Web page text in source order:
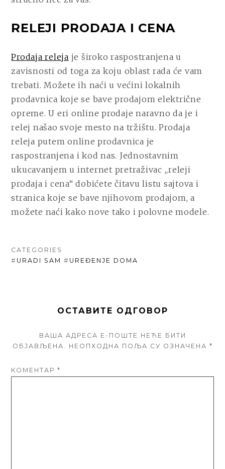
RELEJI PRODAJA I CENA
Prodaja releja je široko raspostranjena u
zavisnosti od toga za koju oblast rada će vam
trebati. Možete ih naći u većini lokalnih
prodavnica koje se bave prodajom električne
opreme. U eri online prodaje naravno da je i
relej našao svoje mesto na tržištu. Prodaja
releja putem online prodavnica je
raspostranjena i kod nas. Jednostavnim
ukucavanjem u internet pretraživac ,,releji
prodaja i cena“ dobićete čitavu listu sajtova i
stranica koje se bave njihovom prodajom, a
možete naći kako nove tako i polovne modele.
CATEGORIES
# URADI SAM # UREĐENJE DOMA
ОСТАВИТЕ ОДГОВОР
ВАША АДРЕСА Е-ПОШТЕ НЕЋЕ БИТИ
ОБЈАВЉЕНА.
НЕОПХОДНА ПОЉА СУ ОЗНАЧЕНА *
КОМЕНТАР*